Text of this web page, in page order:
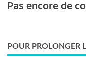
Pas encore de
POUR PROLONGER